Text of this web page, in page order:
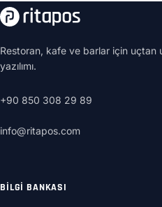
Restoran, kafe ve barlar için uçtan
yazılımı.
+90 850 308 29 89
info@ritapos.com
BILGI BANKASI